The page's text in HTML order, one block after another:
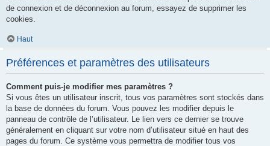
de connexion et de déconnexion au forum, essayez de supprimer les
cookies.
Haut
Préférences et paramètres des utilisateurs
Comment puis-je modifier mes paramètres ?
Si vous êtes un utilisateur inscrit, tous vos paramètres sont stockés dans
la base de données du forum. Vous pouvez les modifier depuis le
panneau de contrôle de l’utilisateur. Le lien vers ce dernier se trouve
généralement en cliquant sur votre nom d’utilisateur situé en haut des
pages du forum. Ce système vous permettra de modifier tous vos